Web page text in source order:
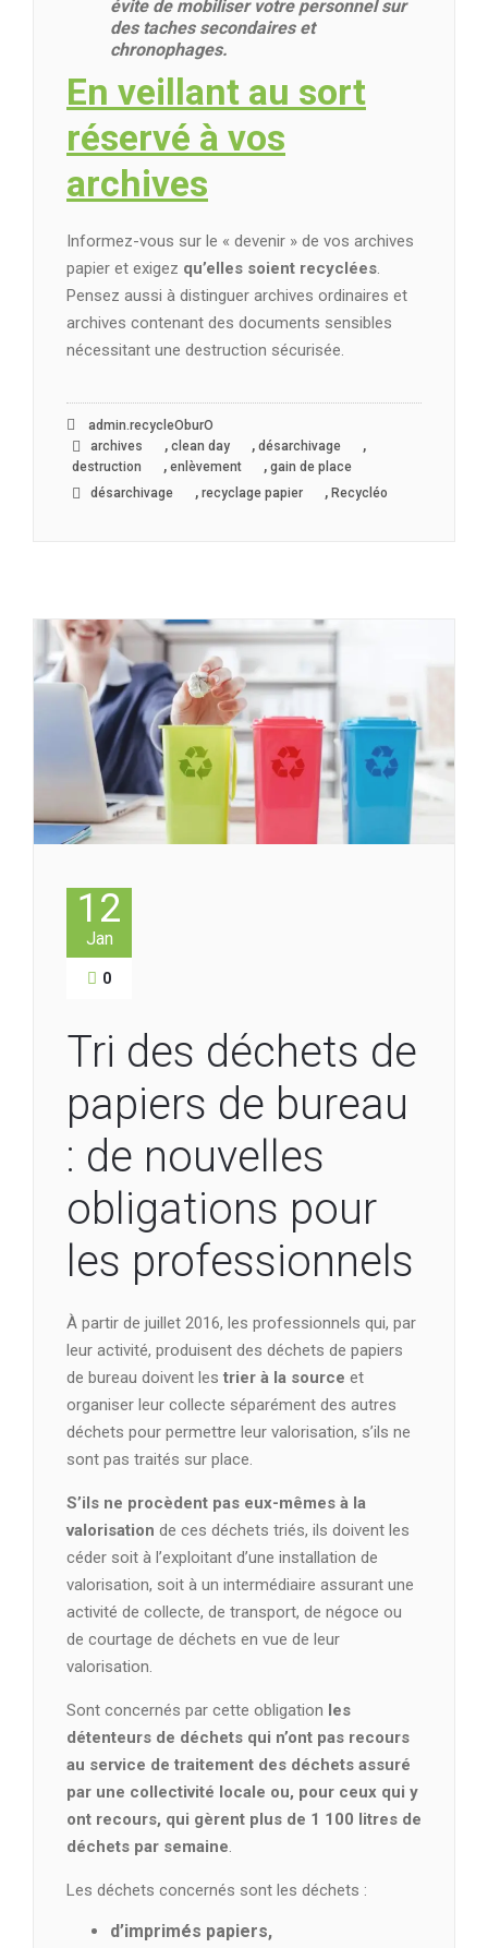
évite de mobiliser votre personnel sur
des taches secondaires et
chronophages.
En veillant au sort
réservé à vos
archives
Informez-vous sur le « devenir » de vos archives
papier et exigez qu’elles soient recyclées.
Pensez aussi à distinguer archives ordinaires et
archives contenant des documents sensibles
nécessitant une destruction sécurisée.
admin.recycleOburO
archives
, clean day , désarchivage ,
destruction , enlèvement , gain de place
désarchivage
, recyclage papier , Recycléo
12
Jan
0
Tri des déchets de
papiers de bureau
: de nouvelles
obligations pour
les professionnels
À partir de juillet 2016, les professionnels qui, par
leur activité, produisent des déchets de papiers
de bureau doivent les trier à la source et
organiser leur collecte séparément des autres
déchets pour permettre leur valorisation, s’ils ne
sont pas traités sur place.
S’ils ne procèdent pas eux-mêmes à la
valorisation de ces déchets triés, ils doivent les
céder soit à l’exploitant d’une installation de
valorisation, soit à un intermédiaire assurant une
activité de collecte, de transport, de négoce ou
de courtage de déchets en vue de leur
valorisation.
Sont concernés par cette obligation les
détenteurs de déchets qui n’ont pas recours
au service de traitement des déchets assuré
par une collectivité locale ou, pour ceux qui y
ont recours, qui gèrent plus de 1 100 litres de
déchets par semaine.
Les déchets concernés sont les déchets :
d’imprimés papiers,